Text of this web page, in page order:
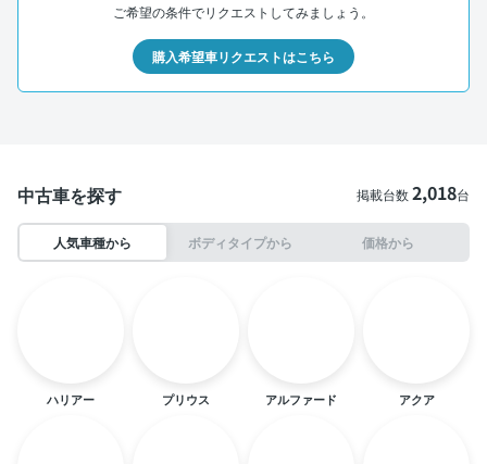
ご希望の条件でリクエストしてみましょう。
購入希望車リクエストはこちら
中古車を探す 掲載台数2,018台
人気車種から ボディタイプから 価格から
ハリアー プリウス アルファード アクア